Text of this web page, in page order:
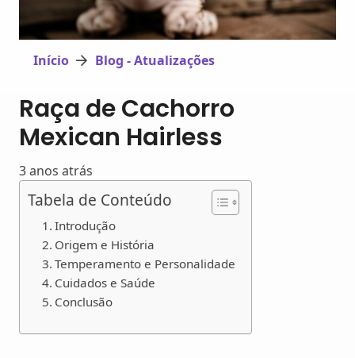
Início Blog - Atualizações
Raça de Cachorro
Mexican Hairless
3 anos atrás
Tabela de Conteúdo
Introdução
Origem e História
Temperamento e Personalidade
Cuidados e Saúde
Conclusão